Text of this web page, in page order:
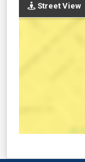
Street View